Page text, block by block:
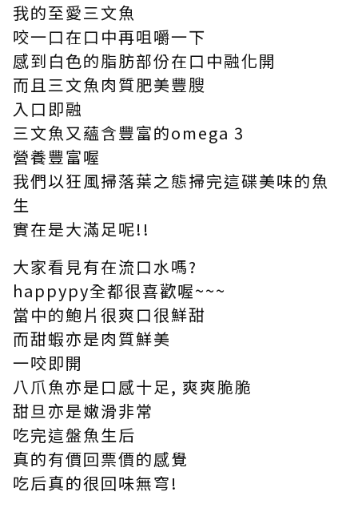
我的至愛三文魚
咬一口在口中再咀嚼一下
感到白色的脂肪部份在口中融化開
而且三文魚肉質肥美豐膄
入口即融
三文魚又蘊含豐富的omega 3
營養豐富喔
我們以狂風掃落葉之態掃完這碟美味的魚
生
實在是大滿足呢!!
大家看見有在流口水嗎?
happypy全都很喜歡喔~~~
當中的鮑片很爽口很鮮甜
而甜蝦亦是肉質鮮美
一咬即開
八爪魚亦是口感十足, 爽爽脆脆
甜旦亦是嫩滑非常
吃完這盤魚生后
真的有價回票價的感覺
吃后真的很回味無穹!